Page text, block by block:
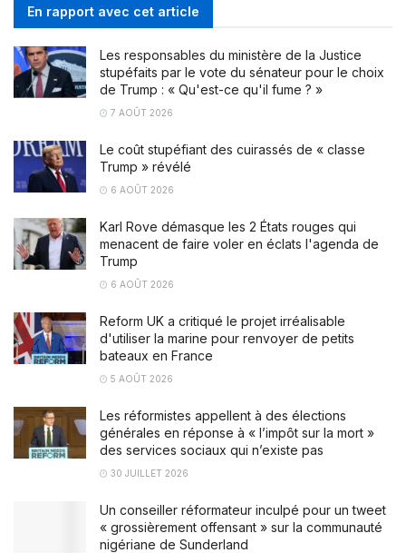
En rapport avec cet article
Les responsables du ministère de la Justice
stupéfaits par le vote du sénateur pour le choix
de Trump : « Qu'est-ce qu'il fume ? »
7 AOÛT 2026
Le coût stupéfiant des cuirassés de « classe
Trump » révélé
6 AOÛT 2026
Karl Rove démasque les 2 États rouges qui
menacent de faire voler en éclats l'agenda de
Trump
6 AOÛT 2026
Reform UK a critiqué le projet irréalisable
d'utiliser la marine pour renvoyer de petits
bateaux en France
5 AOÛT 2026
Les réformistes appellent à des élections
générales en réponse à « l’impôt sur la mort »
des services sociaux qui n’existe pas
30 JUILLET 2026
Un conseiller réformateur inculpé pour un tweet
« grossièrement offensant » sur la communauté
nigériane de Sunderland